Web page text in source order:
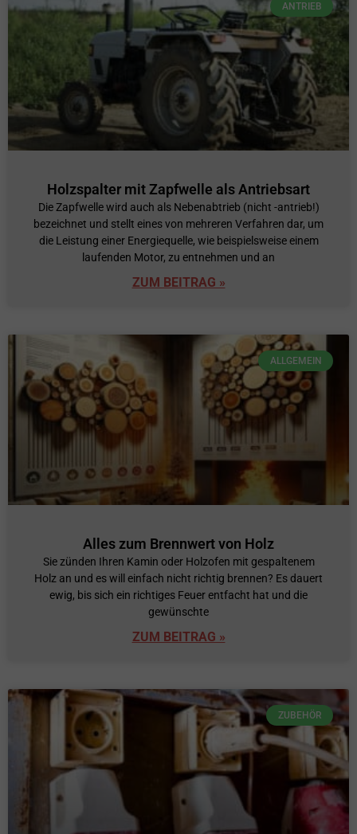
ANTRIEB
Holzspalter mit Zapfwelle als Antriebsart
Die Zapfwelle wird auch als Nebenabtrieb (nicht -antrieb!)
bezeichnet und stellt eines von mehreren Verfahren dar, um
die Leistung einer Energiequelle, wie beispielsweise einem
laufenden Motor, zu entnehmen und an
ZUM BEITRAG »
ALLGEMEIN
Alles zum Brennwert von Holz
Sie zünden Ihren Kamin oder Holzofen mit gespaltenem
Holz an und es will einfach nicht richtig brennen? Es dauert
ewig, bis sich ein richtiges Feuer entfacht hat und die
gewünschte
ZUM BEITRAG »
ZUBEHÖR